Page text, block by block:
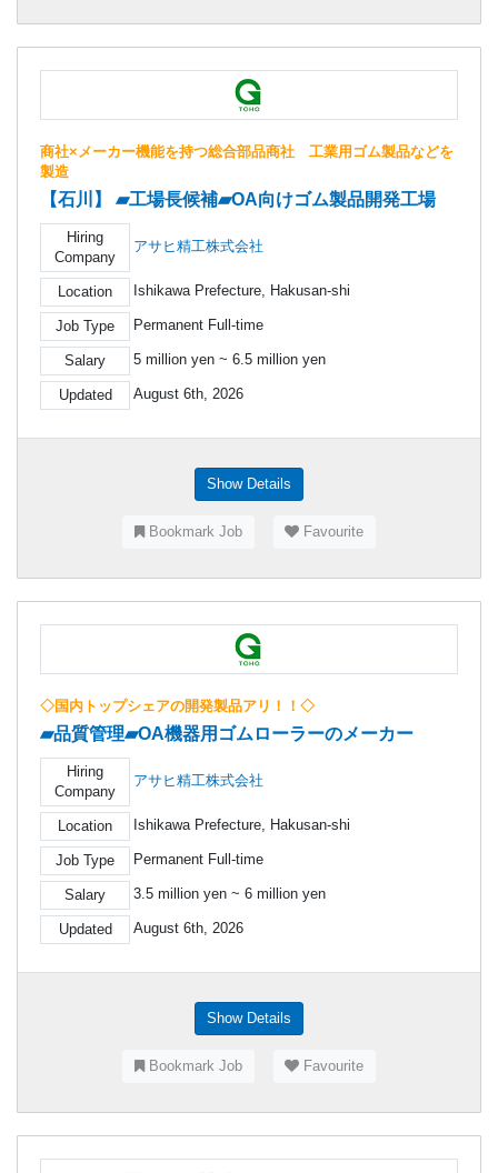
商社×メーカー機能を持つ総合部品商社 工業用ゴム製品などを
製造
【石川】 ▰工場長候補▰OA向けゴム製品開発工場
Hiring
Company
アサヒ精工株式会社
Location Ishikawa Prefecture, Hakusan-shi
Job Type Permanent Full-time
Salary 5 million yen ~ 6.5 million yen
Updated August 6th, 2026
Show Details
Bookmark Job Favourite
◇国内トップシェアの開発製品アリ！！◇
▰品質管理▰OA機器用ゴムローラーのメーカー
Hiring
Company
アサヒ精工株式会社
Location Ishikawa Prefecture, Hakusan-shi
Job Type Permanent Full-time
Salary 3.5 million yen ~ 6 million yen
Updated August 6th, 2026
Show Details
Bookmark Job Favourite